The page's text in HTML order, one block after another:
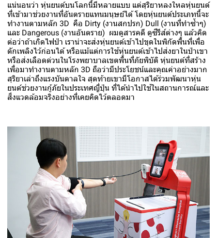
แน่นอนว่า หุ่นยนต์บนโลกนี้มีหลายแบบ แต่สุริยาหลงใหลหุ่นยนต์
ที่เข้ามาช่วยงานที่อันตรายแทนมนุษย์ได้ โดยหุ่นยนต์ประเภทนี้จะ
ทำงานตามหลัก 3D คือ Dirty (งานสกปรก) Dull (งานที่ทำซ้ำๆ)
และ Dangerous (งานอันตราย) ผมดูสารคดี ดูซีรีส์ต่างๆ แล้วคิด
ต่อว่าถ้าเกิดไฟป่า เราน่าจะส่งหุ่นยนต์เข้าไปขุดในพิกัดพื้นที่เพื่อ
ดักเพลิงไว้ก่อนได้ หรือแม้แต่การใช้หุ่นยนต์เข้าไปส่งยาในป่าเขา
หรือส่งเลือดด่วนในโรงพยาบาลเขตพื้นที่ภัยพิบัติ หุ่นยนต์ที่สร้าง
เพื่อมาทำงานตามหลัก 3D ถือว่ามีประโยชน์และคุณค่าอย่างมาก
สุริยาเล่าถึงแรงบันดาลใจ สุดท้ายเขามีโอกาสได้ร่วมพัฒนาหุ่น
ยนต์ช่วยงานกู้ภัยในประเทศญี่ปุ่น ที่ได้นำไปใช้ในสถานการณ์และ
สิ่งแวดล้อมจริงอย่างที่เคยคิดไว้ตลอดมา